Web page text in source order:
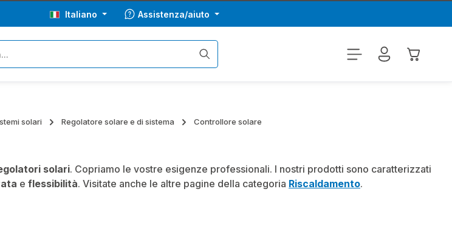
Italiano Assistenza/aiuto
Il
solari Regolatore solare e di sistema Controllore solare
solari. Copriamo le vostre esigenze professionali. I nostri prodotti sono caratterizzati
e flessibilità. Visitate anche le altre pagine della categoria Riscaldamento.